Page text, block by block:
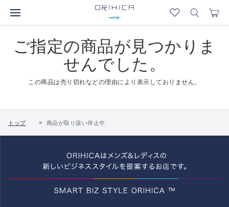
ご指定の商品が見つかりま
せんでした。
この商品は売り切れなどの理由により表示しておりません。
トップ 商品が取り扱い停止中